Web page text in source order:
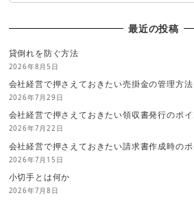
最近の投稿
貸倒れを防ぐ方法
2026年8月5日
会社経営で押さえておきたい売掛金の管理方法
2026年7月29日
会社経営で押さえておきたい領収書発行のポイ
2026年7月22日
会社経営で押さえておきたい請求書作成時のポ
2026年7月15日
小切手とは何か
2026年7月8日